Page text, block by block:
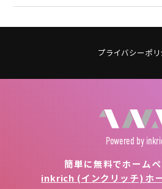
プライバシーポリ
Powered by
簡単に無料でホームペ
inkrich (インクリッチ) ホ